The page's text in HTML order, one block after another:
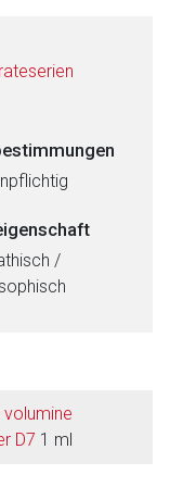
/
volumine
D7 1 ml